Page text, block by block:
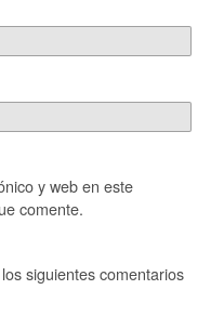
y web en este
comente.
siguientes comentarios